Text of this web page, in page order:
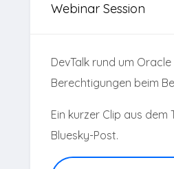
Webinar Session
DevTalk rund um
Berechtigungen beim
Ein kurzer Clip aus
Bluesky-Post.